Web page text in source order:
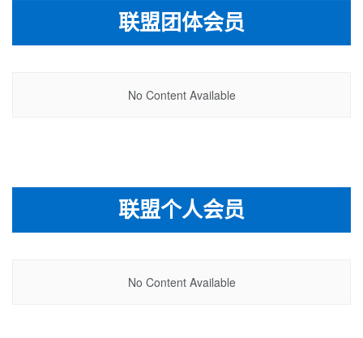
联盟团体会员
No Content Available
联盟个人会员
No Content Available